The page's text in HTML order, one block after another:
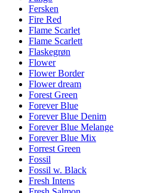
Fersken
Fire Red
Flame Scarlet
Flame Scarlett
Flaskegrøn
Flower
Flower Border
Flower dream
Forest Green
Forever Blue
Forever Blue Denim
Forever Blue Melange
Forever Blue Mix
Forrest Green
Fossil
Fossil w. Black
Fresh Intens